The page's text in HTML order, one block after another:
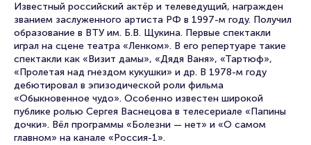
Известный российский актёр и телеведущий, награжден
званием заслуженного артиста РФ в 1997-м году. Получил
образование в ВТУ им. Б.В. Щукина. Первые спектакли
играл на сцене театра «Ленком». В его репертуаре такие
спектакли как «Визит дамы», «Дядя Ваня», «Тартюф»,
«Пролетая над гнездом кукушки» и др. В 1978-м году
дебютировал в эпизодической роли фильма
«Обыкновенное чудо». Особенно известен широкой
публике ролью Сергея Васнецова в телесериале «Папины
дочки». Вёл программы «Болезни — нет» и «О самом
главном» на канале «Россия-1».